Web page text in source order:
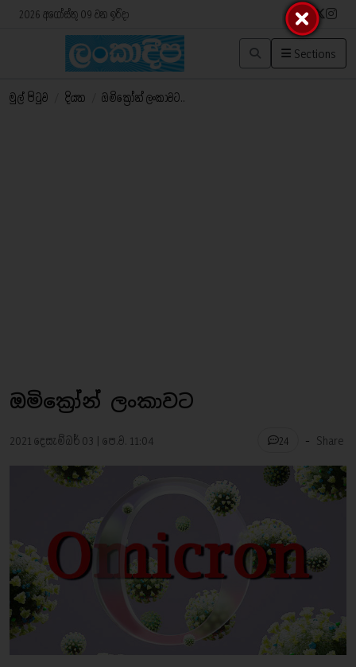
2026 අගෝස්තු 09 වන ඉරිදා
Sections
මුල් පිටුව දියත ඔමික්‍රෝන් ලංකාවට..
ඔමික්‍රෝන් ලංකාවට
2021 දෙසැම්බර් 03 | පෙ.ව. 11:04 24 - Share